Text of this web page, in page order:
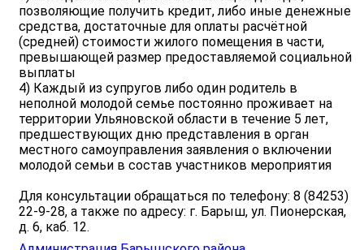
позволяющие получить кредит, либо иные денежные
средства, достаточные для оплаты расчётной
(средней) стоимости жилого помещения в части,
превышающей размер предоставляемой социальной
выплаты
4) Каждый из супругов либо один родитель в
неполной молодой семье постоянно проживает на
территории Ульяновской области в течение 5 лет,
предшествующих дню представления в орган
местного самоуправления заявления о включении
молодой семьи в состав участников мероприятия
Для консультации обращаться по телефону: 8 (84253)
22-9-28, а также по адресу: г. Барыш, ул. Пионерская,
д. 6, каб. 12.